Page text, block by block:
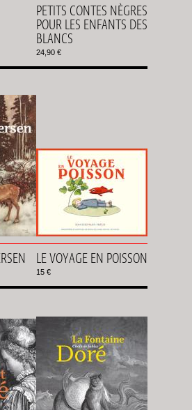
PETITS CONTES NÈGRES
POUR LES ENFANTS DES
BLANCS
24,90 €
LE VOYAGE EN POISSON
15 €